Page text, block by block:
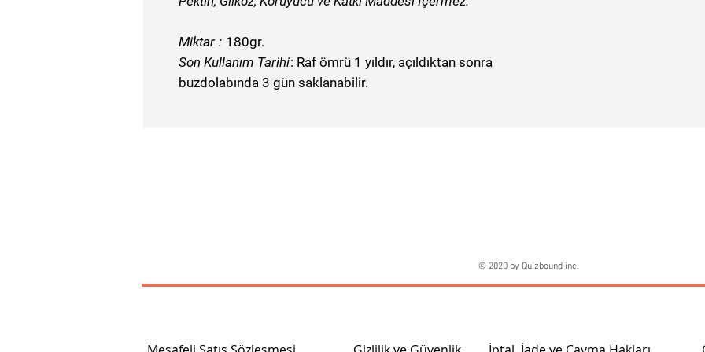
Miktar : 180gr.
Son Kullanım Tarihi: Raf ömrü 1 yıldır, açıldıktan sonra
buzdolabında 3 gün saklanabilir.
© 2020 by Quizbound inc.